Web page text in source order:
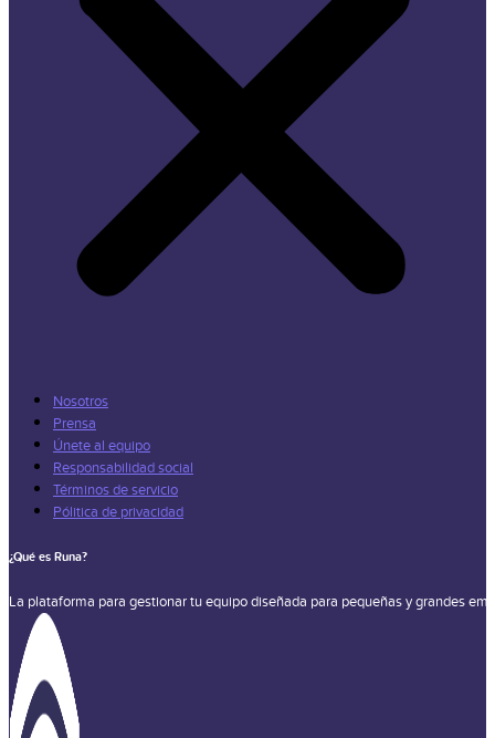
Nosotros
Prensa
Únete al equipo
Responsabilidad social
Términos de servicio
Pólitica de privacidad
¿Qué es Runa?
La plataforma para gestionar tu equipo diseñada para pequeñas y grandes